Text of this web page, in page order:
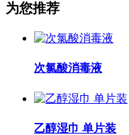
为您推荐
次氯酸消毒液
乙醇湿巾 单片装